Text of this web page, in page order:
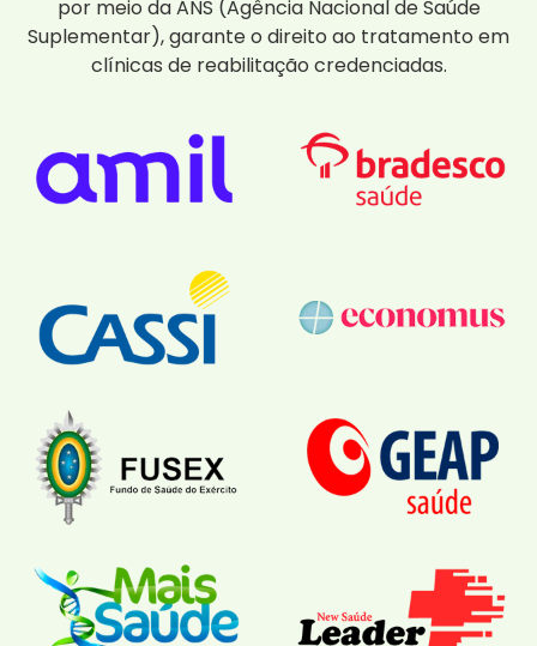
por meio da ANS (Agência Nacional de Saúde
Suplementar), garante o direito ao tratamento em
clínicas de reabilitação credenciadas.